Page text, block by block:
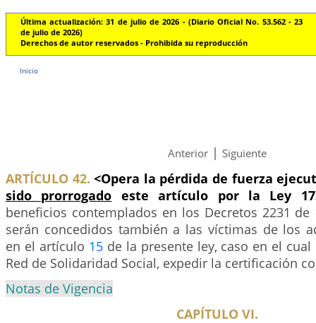
Última actualización: 31 de julio de 2026 - (Diario Oficial No. 53.562 - 23
de julio de 2026)
Derechos de autor reservados - Prohibida su reproducción
Inicio
Anterior | Siguiente
ARTÍCULO 42. <Opera la pérdida de fuerza
sido prorrogado este artículo por la Ley
beneficios contemplados en los Decretos 2231 de
serán concedidos también a las víctimas de los
en el artículo 15de la presente ley, caso en el
Red de Solidaridad Social, expedir la certificación
Notas de Vigencia
CAPÍTULO VI.